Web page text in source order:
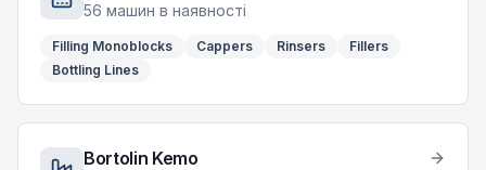
56 машин в наявності
Filling Monoblocks Cappers Rinsers
Fillers
Bottling Lines
Bortolin Kemo